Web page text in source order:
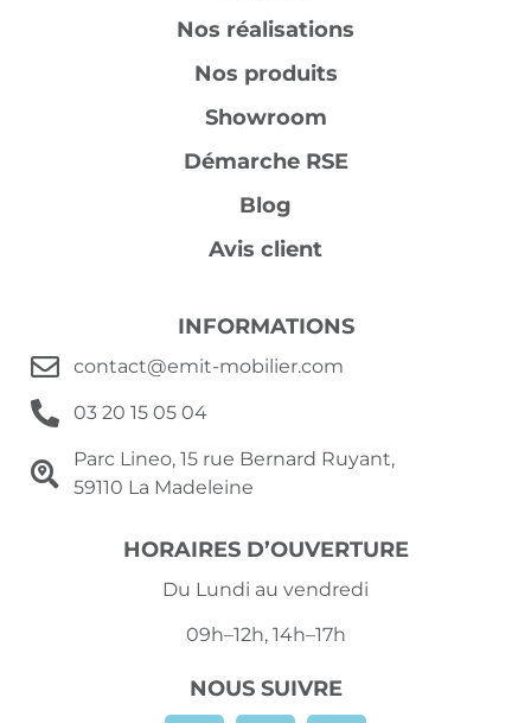
Nos réalisations
Nos produits
Showroom
Démarche RSE
Blog
Avis client
INFORMATIONS
contact@emit-mobilier.com
03 20 15 05 04
Parc Lineo, 15 rue Bernard Ruyant,
59110 La Madeleine
HORAIRES D’OUVERTURE
Du Lundi au vendredi
09h–12h, 14h–17h
NOUS SUIVRE